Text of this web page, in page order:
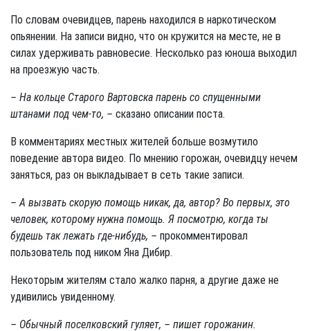
По словам очевидцев, парень находился в наркотическом
опьянении. На записи видно, что он кружится на месте, не в
силах удерживать равновесие. Несколько раз юноша выходил
на проезжую часть.
– На кольце Старого Вартовска парень со спущенными
штанами под чем-то, – сказано описании поста.
В комментариях местных жителей больше возмутило
поведение автора видео. По мнению горожан, очевидцу нечем
заняться, раз он выкладывает в сеть такие записи.
– А вызвать скорую помощь никак, да, автор? Во первых, это
человек, которому нужна помощь. Я посмотрю, когда ты
будешь так лежать где-нибудь, – прокомментировал
пользователь под ником Яна Дибир.
Некоторым жителям стало жалко парня, а другие даже не
удивились увиденному.
– Обычный поселковский гуляет, – пишет горожанин.